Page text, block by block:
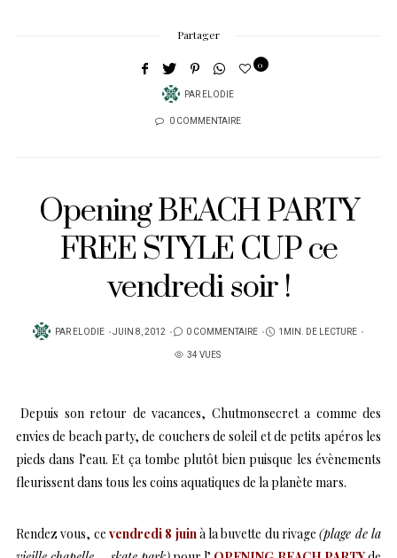
Partager
PAR ELODIE
0
0 COMMENTAIRE
Opening BEACH PARTY
FREE STYLE CUP ce
vendredi soir !
PAR ELODIE
PUBLIÉ
JUIN 8, 2012 0 COMMENTAIRE
1MIN. DE LECTURE
34 VUES
Depuis son retour de vacances, Chutmonsecret a comme des
envies de beach party, de couchers de soleil et de petits apéros les
pieds dans l’eau. Et ça tombe plutôt bien puisque les évènements
fleurissent dans tous les coins aquatiques de la planète mars.
Rendez vous, ce vendredi 8 juinà la buvette du rivage(plage de la